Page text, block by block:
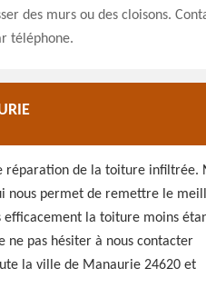
des murs ou des cloisons.
téléphone.
réparation de la toiture infiltrée.
nous permet de remettre le
la toiture moins
ne pas hésiter à nous contacter
la ville de Manaurie 24620 et